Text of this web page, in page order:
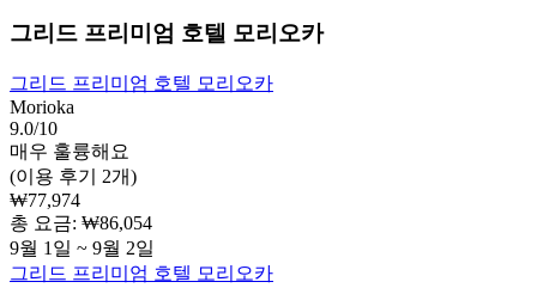
그리드 프리미엄 호텔 모리오카
그리드 프리미엄 호텔 모리오카
Morioka
9.0/10
매우 훌륭해요
(이용 후기 2개)
₩77,974
총 요금: ₩86,054
9월 1일 ~ 9월 2일
그리드 프리미엄 호텔 모리오카